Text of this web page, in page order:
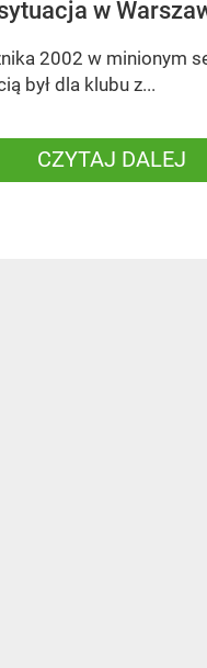
w
2002 w minionym
był dla klubu z...
CZYTAJ DALEJ